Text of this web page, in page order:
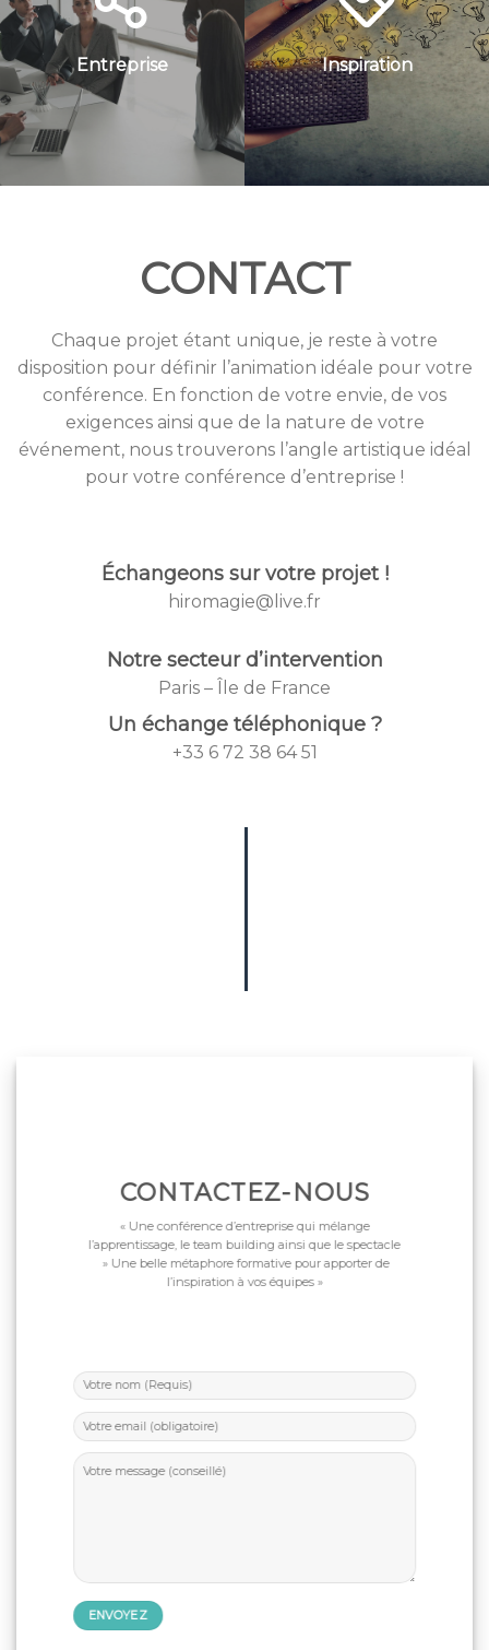
Entreprise Inspiration
CONTACT
Chaque projet étant unique, je reste à votre
disposition pour définir l’animation idéale pour votre
conférence. En fonction de votre envie, de vos
exigences ainsi que de la nature de votre
événement, nous trouverons l’angle artistique idéal
pour votre conférence d’entreprise !
Échangeons sur votre projet !
hiromagie@live.fr
Notre secteur d’intervention
Paris – Île de France
Un échange téléphonique ?
+33 6 72 38 64 51
CONTACTEZ-NOUS
« Une conférence d’entreprise qui mélange
l’apprentissage, le team building ainsi que le spectacle
» Une belle métaphore formative pour apporter de
l’inspiration à vos équipes »